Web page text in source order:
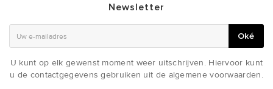
Newsletter
Oké
U kunt op elk gewenst moment weer uitschrijven. Hiervoor kunt
u de contactgegevens gebruiken uit de algemene voorwaarden.